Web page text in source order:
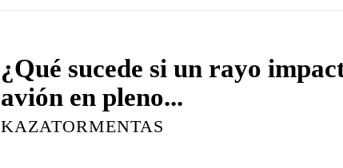
¿Qué sucede si un rayo
avión en pleno...
KAZATORMENTAS